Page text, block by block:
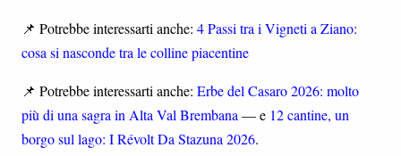
📌 Potrebbe interessarti anche: 4 Passi tra i Vigneti a Ziano:
cosa si nasconde tra le colline piacentine
📌 Potrebbe interessarti anche: Erbe del Casaro 2026: molto
più di una sagra in Alta Val Brembana — e 12 cantine, un
borgo sul lago: I Révolt Da Stazuna 2026.